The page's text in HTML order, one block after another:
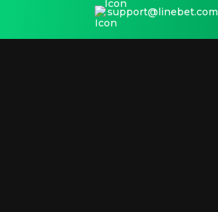
support@linebet.com